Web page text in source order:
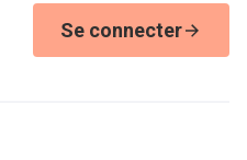
Se connecter